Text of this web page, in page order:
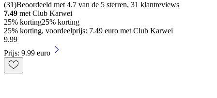
(31)Beoordeeld met 4.7 van de 5 sterren, 31 klantreviews
7.49 met Club Karwei
25% korting25% korting
25% korting, voordeelprijs: 7.49 euro met Club Karwei
9.99
Prijs: 9.99 euro